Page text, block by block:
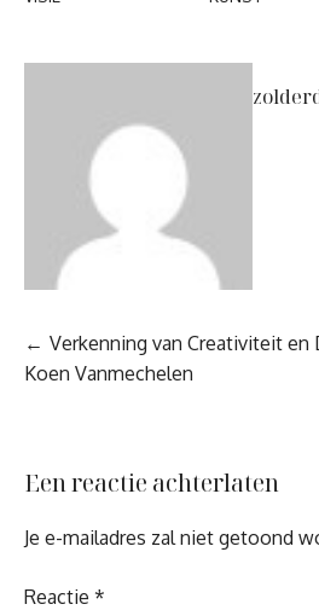
Berichtnavigatie
Verkenning van Creativiteit
Koen Vanmechelen
Een reactie achterlaten
Je e-mailadres zal niet getoond
Reactie *